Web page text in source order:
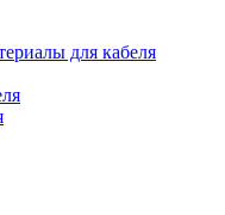
для кабеля